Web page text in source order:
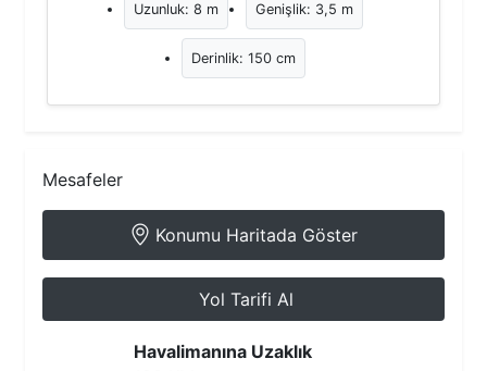
Uzunluk: 8 m Genişlik: 3,5 m
Derinlik: 150 cm
Mesafeler
Konumu Haritada Göster
Yol Tarifi Al
Havalimanına Uzaklık